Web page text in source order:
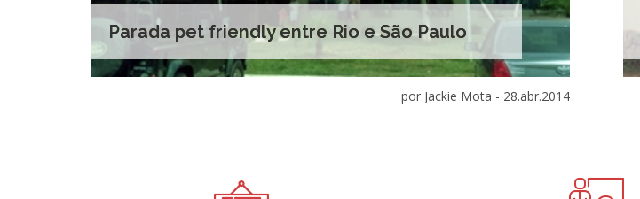
Parada pet friendly entre Rio e São Paulo
por Jackie Mota - 28.abr.2014